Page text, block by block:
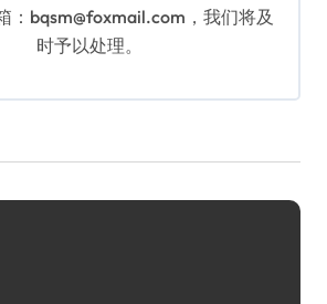
：bqsm@foxmail.com，我们将及
时予以处理。